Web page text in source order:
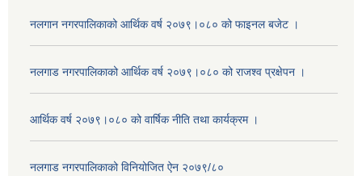
नलगान नगरपालिकाको आर्थिक वर्ष २०७९।०८० को फाइनल बजेट ।
नलगाड नगरपालिकाको आर्थिक वर्ष २०७९।०८० को राजश्व प्रक्षेपन ।
आर्थिक वर्ष २०७९।०८० को वार्षिक नीति तथा कार्यक्रम ।
नलगाड नगरपालिकाको विनियोजित ऐन २०७९/८०